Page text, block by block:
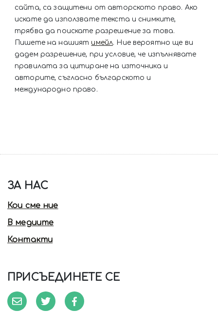
сайта, са защитени от авторското право. Ако
искате да използвате текста и снимките,
трябва да поискате разрешение за това.
Пишете на нашиятимейл. Ние вероятно ще ви
дадем разрешение, при условие, че изпълнявате
правилата за цитиране на източника и
авторите, съгласно българското и
международно право.
ЗА НАС
Кои сме ние
В медиите
Контакти
ПРИСЪЕДИНЕТЕ СЕ